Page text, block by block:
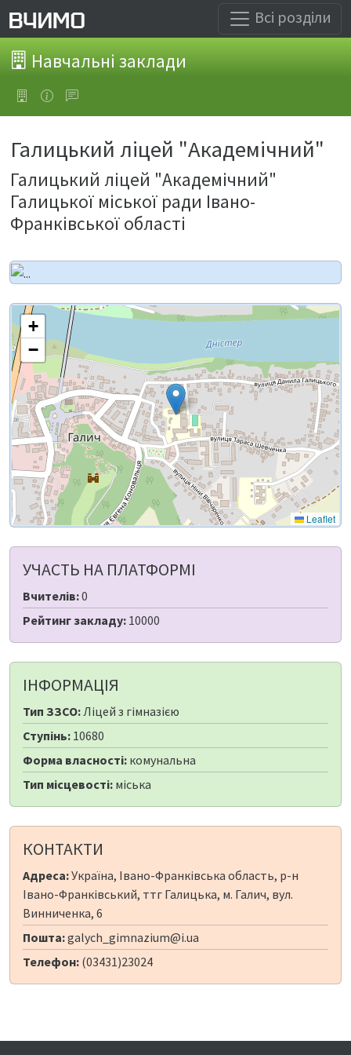
Всі розділи
Навчальні заклади
Галицький ліцей "Академічний"
Галицький ліцей "Академічний"
Галицької міської ради Івано-
Франківської області
+
−
Leaflet
УЧАСТЬ НА ПЛАТФОРМІ
Вчителів:0
Рейтинг закладу: 10000
ІНФОРМАЦІЯ
Тип ЗЗСО:Ліцей з гімназією
Ступінь: 10680
Форма власності: комунальна
Тип місцевості: міська
КОНТАКТИ
Адреса:Україна, Івано-Франківська область, р-н
Івано-Франківський, ттг Галицька, м. Галич, вул.
Винниченка, 6
Пошта:galych_gimnazium@i.ua
Телефон: (03431)23024